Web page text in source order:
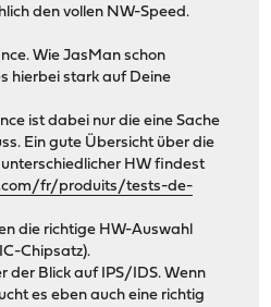
den vollen NW-Speed.
Wie JasMan schon
hierbei stark auf Deine
ist dabei nur die eine Sache
Ein gute Übersicht über die
HW findest
fr/produits/tests-de-
die richtige HW-Auswahl
Chipsatz).
der Blick auf IPS/IDS. Wenn
es eben auch eine richtig